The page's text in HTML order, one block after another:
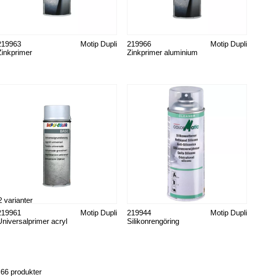
Motip Dupli
Zinkprimer aluminium
Motip Dupli
219966
acryl
Motip Dupli
varianter
Silikonrengöring
Motip Dupli
219944
produkter